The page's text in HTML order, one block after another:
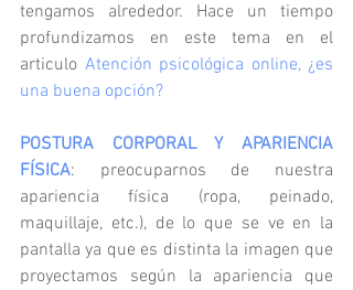
tengamos alrededor. Hace un tiempo
profundizamos en este tema en el
articulo Atención psicológica online, ¿es
una buena opción?
POSTURA CORPORAL Y APARIENCIA
FÍSICA: preocuparnos de nuestra
apariencia física (ropa, peinado,
maquillaje, etc.), de lo que se ve en la
pantalla ya que es distinta la imagen que
proyectamos según la apariencia que